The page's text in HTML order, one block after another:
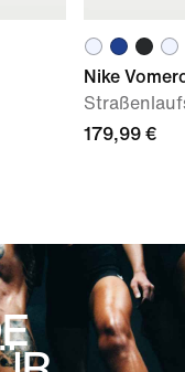
Nike
179,99 €